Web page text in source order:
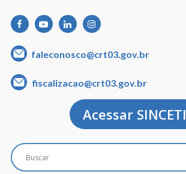
faleconosco@crt03.gov.br
fiscalizacao@crt03.gov.br
Acessar SINCETI